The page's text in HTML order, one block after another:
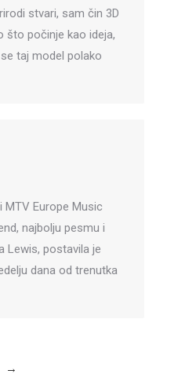
stvari, sam čin 3D
što počinje kao ideja,
taj model polako
MTV Europe Music
najbolju pesmu i
Lewis, postavila je
dana od trenutka
→